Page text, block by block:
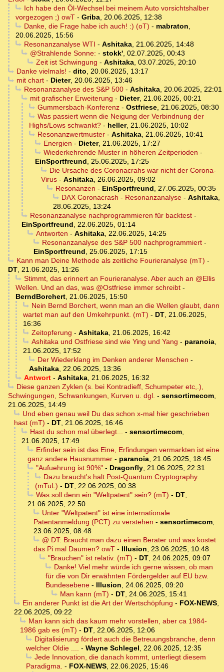
Ich habe den Öl-Wechsel bei meinem Auto vorsichtshalber
vorgezogen ;) owT - Griba, 20.06.2025, 12:38
Danke, die Frage habe ich auch! :) (oT) - mabraton,
20.06.2025, 15:56
Resonanzanalyse WTI - Ashitaka, 21.06.2025, 14:48
@Strahlende Sonne: - stokk', 02.07.2025, 00:43
Zeit ist Schwingung - Ashitaka, 03.07.2025, 20:10
Danke vielmals! - dito, 20.06.2025, 13:17
mit chart- Dieter, 20.06.2025, 13:46
Resonanzanalyse des S&P 500- Ashitaka, 20.06.2025, 22:01
mit grafischer Erweiterung - Dieter, 21.06.2025, 00:21
Gummersbach-Konferenz- Ostfriese, 21.06.2025, 08:30
Was passiert wenn die Neigung der Verbindnung der
Highs/Lows schwankt? - heller, 21.06.2025, 10:02
Resonanzwertmuster- Ashitaka, 21.06.2025, 10:41
Energien - Dieter, 21.06.2025, 17:27
Wiederkehrende Muster in höheren Zeitperioden -
EinSportfreund, 25.06.2025, 17:25
Die Ursache des Coronacrahs war nicht der Corona-
Virus - Ashitaka, 26.06.2025, 09:02
Resonanzen - EinSportfreund, 27.06.2025, 00:35
DAX Coronacrash - Resonanzanalyse- Ashitaka,
28.06.2025, 13:24
Resonanzanalyse nachprogrammieren für backtest-
EinSportfreund, 22.06.2025, 01:14
Antworten - Ashitaka, 22.06.2025, 14:25
Resonanzanalyse des S&P 500 nachprogrammiert-
EinSportfreund, 25.06.2025, 17:15
Kann man Deine Methode als zeitliche Fourieranalyse (mT) -
DT, 21.06.2025, 11:26
Stimmt, das erinnert an Fourieranalyse. Aber auch an @Ellis
Wellen. Und an das, was @Ostfriese immer schreibt -
BerndBorchert, 21.06.2025, 15:50
Nein Bernd Borchert, wenn man an die Wellen glaubt, dann
wartet man auf den Umkehrpunkt. (mT) - DT, 21.06.2025,
16:36
Zeitopferung - Ashitaka, 21.06.2025, 16:42
Ashitaka und Ostfriese sind wie Ying und Yang - paranoia,
21.06.2025, 17:52
Der Wiederklang im Denken anderer Menschen -
Ashitaka, 22.06.2025, 13:36
Antwort- Ashitaka, 21.06.2025, 16:32
Diese ganzen Zyklen (s. bei Kontradieff, Schumpeter etc,.),
Schwingungen, Schwankungen, Kurven u. dgl. - sensortimecom,
21.06.2025, 14:49
Und eben genau weil Du das schon x-mal hier geschrieben
hast (mT) - DT, 21.06.2025, 16:46
Hast du schon mal überlegt... - sensortimecom,
21.06.2025, 17:49
Erfinder sein ist das Eine, Erfindungen vermarkten ist eine
ganz andere Hausnummer - paranoia, 21.06.2025, 18:45
"Aufuehrung ist 90%"- Dragonfly, 21.06.2025, 22:31
Dazu braucht's halt Post-Quantum Cryptography.
(mTuL) - DT, 22.06.2025, 00:38
Was soll denn ein "Weltpatent" sein? (mT) - DT,
21.06.2025, 22:50
Unter "Weltpatent" ist eine internationale
Patentanmeldung (PCT) zu verstehen - sensortimecom,
23.06.2025, 08:48
@ DT: Braucht man dazu einen Berater und was kostet
das Pi mal Daumen? owT - Illusion, 23.06.2025, 10:48
"Brauchen" ist relativ. (mT) - DT, 24.06.2025, 09:07
Danke! Viel mehr würde ich gerne wissen, ob man
für die von Dir erwähnten Fördergelder auf EU bzw.
Bundesebene - Illusion, 24.06.2025, 09:20
Man kann (mT) - DT, 24.06.2025, 15:41
Ein anderer Punkt ist die Art der Wertschöpfung - FOX-NEWS,
22.06.2025, 09:22
Man kann sich das kaum mehr vorstellen, aber ca 1984-
1986 gab es (mT) - DT, 22.06.2025, 12:06
Digitalisierung fördert auch die Betreuungsbranche, denn
welcher Oldie .... - Wayne Schlegel, 22.06.2025, 12:35
Jede Innovation, die danach kommt, unterliegt diesem
Paradigma. - FOX-NEWS, 22.06.2025, 15:46